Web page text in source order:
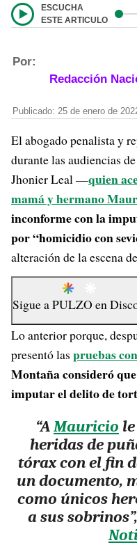
ESCUCHA
ESTE ARTICULO
Por:
Redacción
Publicado: 25 de enero de
El abogado penalista y
durante las audiencias
Jhonier Leal —quien
mamá y hermano
inconforme con la
por “homicidio con
alteración de la escena
Sigue aPULZO en
Lo anterior porque,
presentó las pruebas
Montaña consideró
imputar el delito de
“AMauricio
heridas de
tórax con el fin
un documento,
como únicos
a sus sobrinos”,